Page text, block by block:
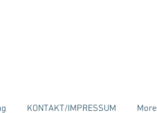
KONTAKT/IMPRESSUM More